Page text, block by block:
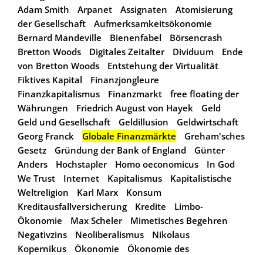
Adam Smith
Arpanet Assignaten
Atomisierung
der Gesellschaft
Aufmerksamkeitsökonomie
Bernard Mandeville
Bienenfabel
Börsencrash
Bretton Woods
Digitales Zeitalter Dividuum
Ende
von Bretton Woods
Entstehung der Virtualität
Fiktives Kapital
Finanzjongleure
Finanzkapitalismus
Finanzmarkt
free floating der
Währungen
Friedrich August von Hayek
Geld
Geld und Gesellschaft
Geldillusion
Geldwirtschaft
Georg Franck
Globale Finanzmärkte
Greham'sches
Gesetz
Gründung der Bank of England
Günter
Anders
Hochstapler Homo oeconomicus
In God
We Trust
Internet Kapitalismus
Kapitalistische
Weltreligion
Karl Marx
Konsum
Kreditausfallversicherung
Kredite
Limbo-
Ökonomie
Max Scheler
Mimetisches Begehren
Negativzins
Neoliberalismus
Nikolaus
Kopernikus
Ökonomie
Ökonomie des